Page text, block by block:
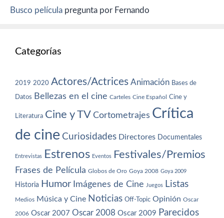
Busco película pregunta por Fernando
Categorías
2019 2020 Actores/Actrices Animación Bases de
Datos Bellezas en el cine Carteles Cine Español Cine y
Literatura Cine y TV Cortometrajes Crítica
de cine Curiosidades Directores Documentales
Entrevistas Estrenos Eventos Festivales/Premios
Frases de Película Globos de Oro Goya 2008 Goya 2009
Historia Humor Imágenes de Cine Juegos Listas
Medios Música y Cine Noticias Off-Topic Opinión Oscar
2006 Oscar 2007 Oscar 2008 Oscar 2009 Parecidos